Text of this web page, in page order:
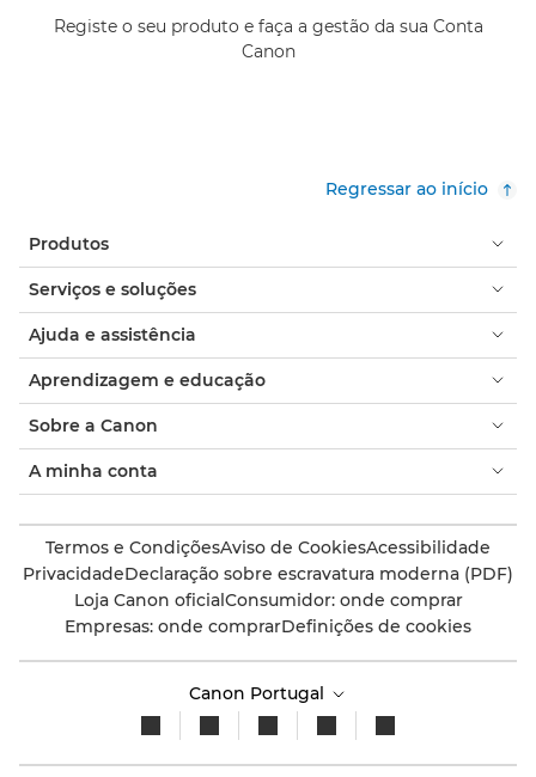
Registe o seu produto e faça a gestão da sua Conta
Canon
Regressar ao início
Produtos
Serviços e soluções
Ajuda e assistência
Aprendizagem e educação
Sobre a Canon
A minha conta
Termos e CondiçõesAviso de CookiesAcessibilidade
PrivacidadeDeclaração sobre escravatura moderna (PDF)
Loja Canon oficialConsumidor: onde comprar
Empresas: onde comprarDefinições de cookies
Canon Portugal